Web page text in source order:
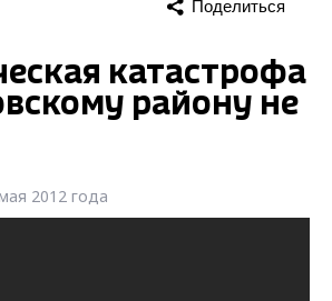
Поделиться
катастрофа
району не
2012 года